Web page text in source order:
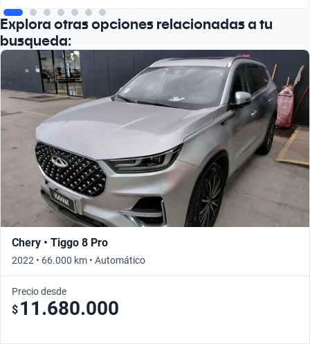
Explora otras opciones relacionadas a tu
busqueda:
Chery • Tiggo 8 Pro
2022 • 66.000 km • Automático
Precio desde
$ 11.680.000